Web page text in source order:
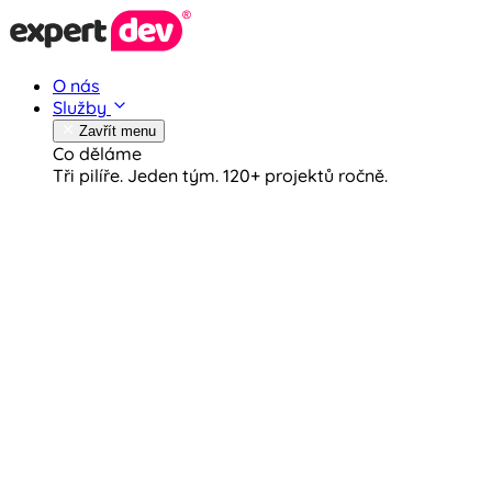
O nás
Služby
Zavřít menu
Co děláme
Tři pilíře. Jeden tým. 120+ projektů ročně.